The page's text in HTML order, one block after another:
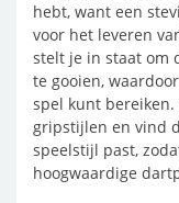
hebt, want een
voor het leveren
stelt je in staat om
te gooien,
spel kunt
gripstijlen en vind
speelstijl past,
hoogwaardige